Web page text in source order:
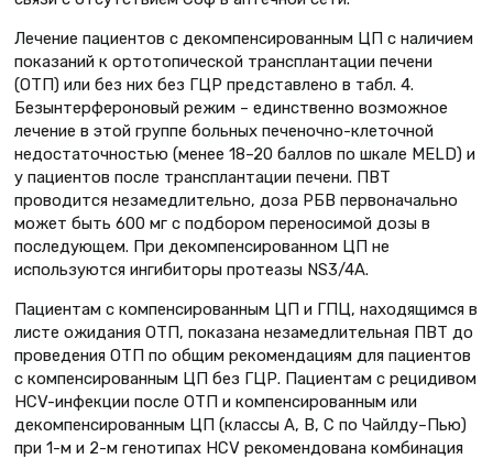
Лечение пациентов с декомпенсированным ЦП с наличием
показаний к ортотопической трансплантации печени
(ОТП) или без них без ГЦР представлено в табл. 4.
Безынтерфероновый режим – единственно возможное
лечение в этой группе больных печеночно-клеточной
недостаточностью (менее 18–20 баллов по шкале MELD) и
у пациентов после трансплантации печени. ПВТ
проводится незамедлительно, доза РБВ первоначально
может быть 600 мг с подбором переносимой дозы в
последующем. При декомпенсированном ЦП не
используются ингибиторы протеазы NS3/4A.
Пациентам с компенсированным ЦП и ГПЦ, находящимся в
листе ожидания ОТП, показана незамедлительная ПВТ до
проведения ОТП по общим рекомендациям для пациентов
с компенсированным ЦП без ГЦР. Пациентам с рецидивом
HCV-инфекции после ОТП и компенсированным или
декомпенсированным ЦП (классы А, В, С по Чайлду–Пью)
при 1-м и 2-м генотипах HCV рекомендована комбинация